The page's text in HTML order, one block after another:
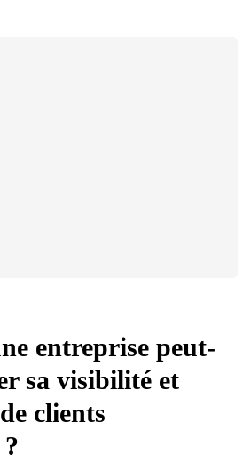
entreprise peut-
sa visibilité et
clients